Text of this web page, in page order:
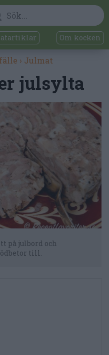
Om kocken
› Julmat
julsylta
på julbord och
till.